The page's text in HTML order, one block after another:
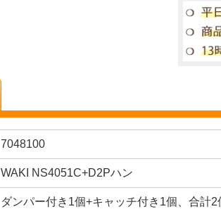
7048100
WAKI NS4051C+D2Pハン
ダンパー付き1個+キャッチ付き1個、合計2